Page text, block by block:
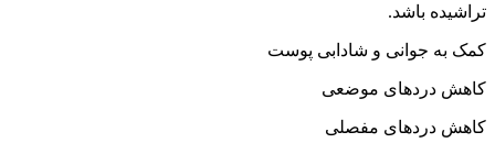
تراشیده باشد.
کمک به جوانی و شادابی پوست
کاهش دردهای موضعی
کاهش دردهای مفصلی